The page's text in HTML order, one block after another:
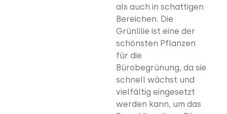
als auch in schattigen
Bereichen. Die
Grünlilie ist eine der
schönsten Pflanzen
für die
Bürobegrünung, da sie
schnell wächst und
vielfältig eingesetzt
werden kann, um das